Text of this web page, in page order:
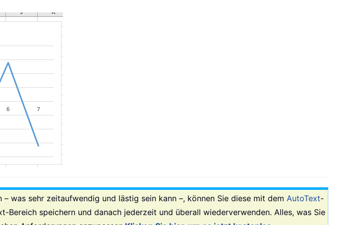
was sehr zeitaufwendig und lästig sein kann –, können Sie diese mit dem AutoText-
Bereich speichern und danach jederzeit und überall wiederverwenden. Alles, was Sie